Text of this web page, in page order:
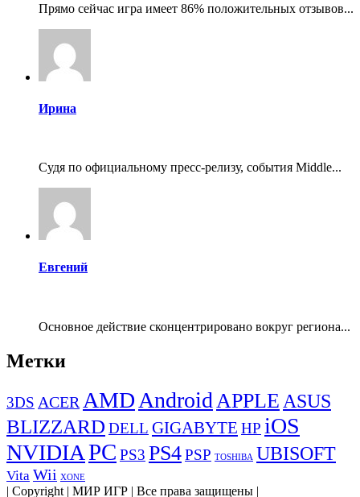
Прямо сейчас игра имеет 86% положительных отзывов...
Ирина
Судя по официальному пресс-релизу, события Middle...
Евгений
Основное действие сконцентрировано вокруг региона...
Метки
3DS ACERAMDAndroidAPPLEASUS
BLIZZARD DELL GIGABYTE HP iOS
NVIDIAPC PS3 PS4PSP TOSHIBA UBISOFT
Vita Wii XONE
| Copyright | МИР ИГР | Все права защищены |